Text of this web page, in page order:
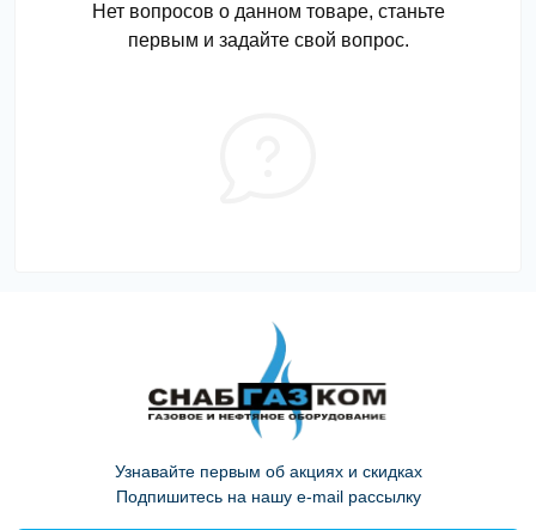
Нет вопросов о данном товаре, станьте
первым и задайте свой вопрос.
Узнавайте первым об акциях и скидках
Подпишитесь на нашу e-mail рассылку